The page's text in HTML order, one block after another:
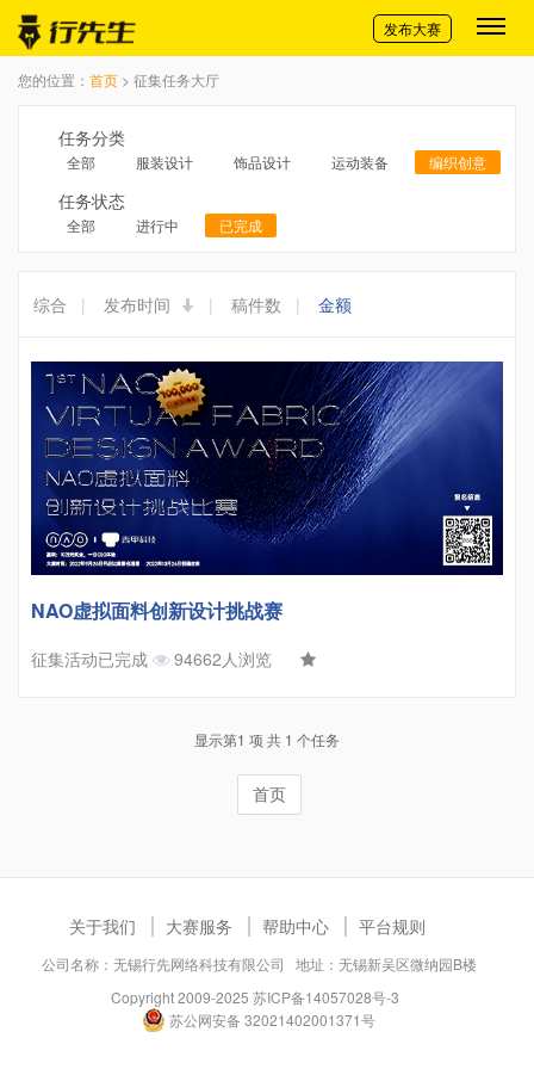
切换导航
发布大赛
您的位置： 首页 > 征集任务大厅
任务分类
全部 服装设计 饰品设计 运动装备 编织创意
任务状态
全部 进行中 已完成
综合 | 发布时间 | 稿件数 | 金额
NAO虚拟面料创新设计挑战赛
征集活动已完成 94662人浏览
显示第1 项 共 1 个任务
首页
关于我们 大赛服务 帮助中心 平台规则
公司名称：无锡行先网络科技有限公司 地址：无锡新吴区微纳园B楼
Copyright 2009-2025 苏ICP备14057028号-3
苏公网安备 32021402001371号